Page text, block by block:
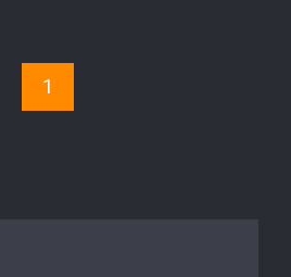
1